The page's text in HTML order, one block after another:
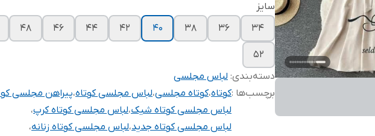
سایز
۳۴
۳۶ ۳۸ ۴۰ ۴۲ ۴۴ ۴۶ ۴۸
۵۲
دسته‌بندی: لباس مجلسی
برچسب‌ها :کوتاه،کوتاه مجلسی،لباس مجلسی کوتاه،پیراهن مجلسی
لباس مجلسی کوتاه شیک،لباس مجلسی کوتاه کرپ،
لباس مجلسی کوتاه جدید،لباس مجلسی کوتاه زنانه،